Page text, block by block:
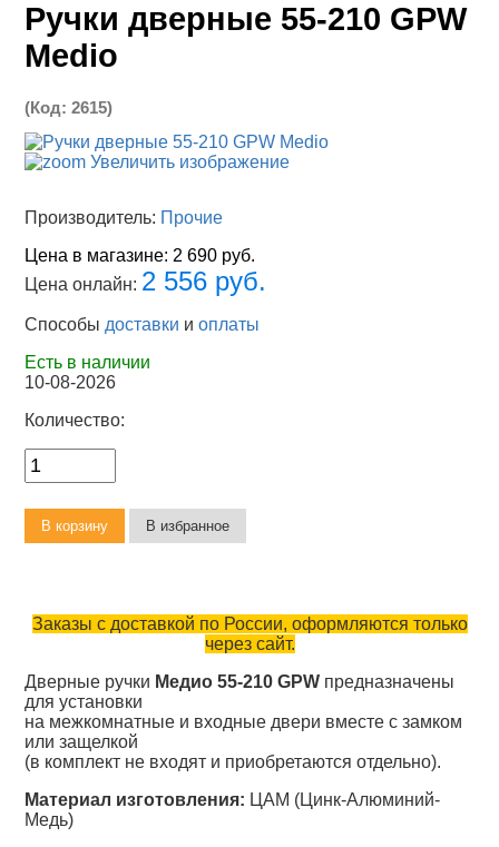
Ручки дверные 55-210 GPW
Medio
(Код:2615)
Увеличить изображение
Производитель: Прочие
Цена в магазине: 2 690 руб.
Цена онлайн: 2 556 руб.
Способы доставки иоплаты
Есть в наличии
10-08-2026
Количество:
Заказы с доставкой по России, оформляются только
через сайт.
Дверные ручки Медио 55-210 GPW предназначены
для установки
на межкомнатные и входные двери вместе с замком
или защелкой
(в комплект не входят и приобретаются отдельно).
Материал изготовления: ЦАМ (Цинк-Алюминий-
Медь)